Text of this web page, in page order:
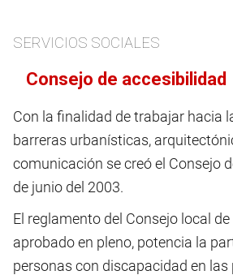
SERVICIOS SOCIALES
Consejo de accesibilidad
Con la finalidad de trabajar hacia
barreras urbanísticas,
comunicación se creó el Consejo
de junio del 2003.
El reglamento del Consejo local
aprobado en pleno, potencia la
personas con discapacidad en las